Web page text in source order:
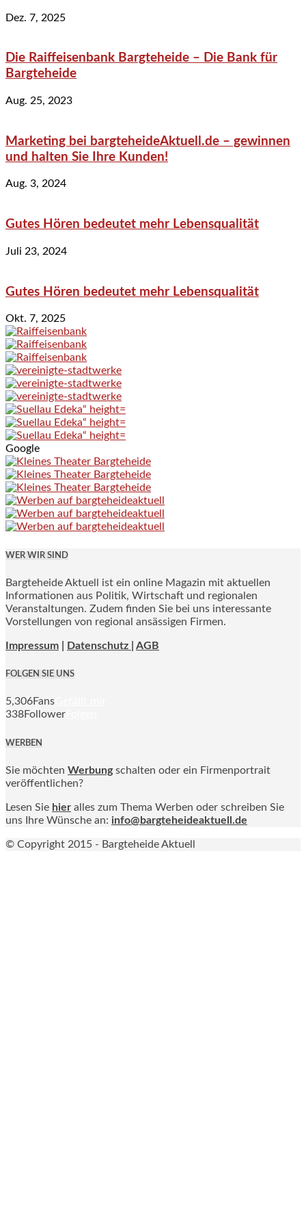
Dez. 7, 2025
Die Raiffeisenbank Bargteheide – Die Bank für
Bargteheide
Aug. 25, 2023
Marketing bei bargteheideAktuell.de – gewinnen
und halten Sie Ihre Kunden!
Aug. 3, 2024
Gutes Hören bedeutet mehr Lebensqualität
Juli 23, 2024
Gutes Hören bedeutet mehr Lebensqualität
Okt. 7, 2025
Google
WER WIR SIND
Bargteheide Aktuell ist ein online Magazin mit aktuellen
Informationen aus Politik, Wirtschaft und regionalen
Veranstaltungen. Zudem finden Sie bei uns interessante
Vorstellungen von regional ansässigen Firmen.
Impressum Datenschutz | AGB
FOLGEN SIE UNS
5,306Fans
338Follower
WERBEN
Sie möchten Werbung schalten oder ein Firmenportrait
veröffentlichen?
Lesen Sie hier alles zum Thema Werben oder schreiben Sie
uns Ihre Wünsche an: info@bargteheideaktuell.de
© Copyright 2015 - Bargteheide Aktuell